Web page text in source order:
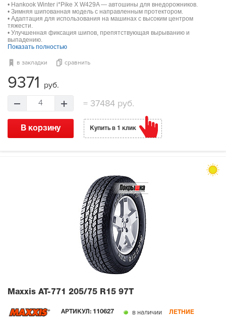
• Hankook Winter i*Pike X W429A — автошины для внедорожников.
• Зимняя шипованная модель с направленным протектором.
• Адаптация для использования на машинах с высоким центром
тяжести.
• Улучшенная фиксация шипов, препятствующая вырыванию и
выпадению.
Показать полностью
в закладки сравнить
9371 руб.
4 = 37484 руб.
В корзину Купить в 1 клик
Maxxis AT-771 205/75 R15 97T
АРТИКУЛ: 110627 в наличии ЛЕТНИЕ